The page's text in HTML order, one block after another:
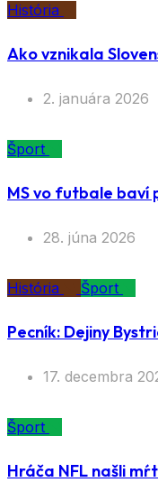
História
Ako vznikala
2. januára 2026
Šport
MS vo futbale baví
28. júna 2026
História Šport
Pecník: Dejiny
17. decembra
Šport
Hráča NFL našli